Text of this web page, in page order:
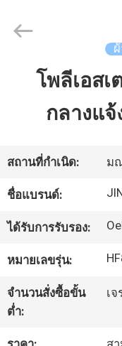
บ้าน
เกี่ยว
กับ
เรา
ทัวร์
โรงงาน
2025
Suzhou
โพลีเอสเ
กลางแ
สถานที่กำเนิด: ม
ชื่อแบรนด์:
ได้รับการรับรอง:
หมายเลขรุ่น:
จำนวนสั่งซื้อขั้น
ต่ำ:
เ